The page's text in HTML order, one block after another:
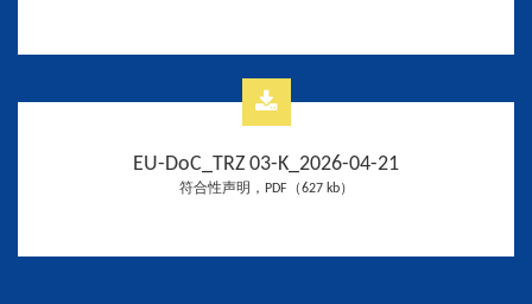
EU-DoC_TRZ 03-K_2026-04-21
符合性声明，PDF（627 kb）